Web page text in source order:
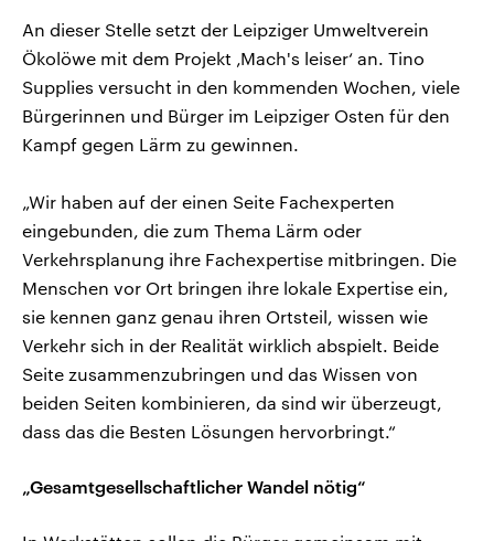
An dieser Stelle setzt der Leipziger Umweltverein
Ökolöwe mit dem Projekt ‚Mach's leiser‘ an. Tino
Supplies versucht in den kommenden Wochen, viele
Bürgerinnen und Bürger im Leipziger Osten für den
Kampf gegen Lärm zu gewinnen.
„Wir haben auf der einen Seite Fachexperten
eingebunden, die zum Thema Lärm oder
Verkehrsplanung ihre Fachexpertise mitbringen. Die
Menschen vor Ort bringen ihre lokale Expertise ein,
sie kennen ganz genau ihren Ortsteil, wissen wie
Verkehr sich in der Realität wirklich abspielt. Beide
Seite zusammenzubringen und das Wissen von
beiden Seiten kombinieren, da sind wir überzeugt,
dass das die Besten Lösungen hervorbringt.“
„Gesamtgesellschaftlicher Wandel nötig“